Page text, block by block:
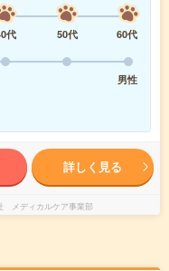
代 50代
60代
男性
詳しく見る
メディカルケア事業部